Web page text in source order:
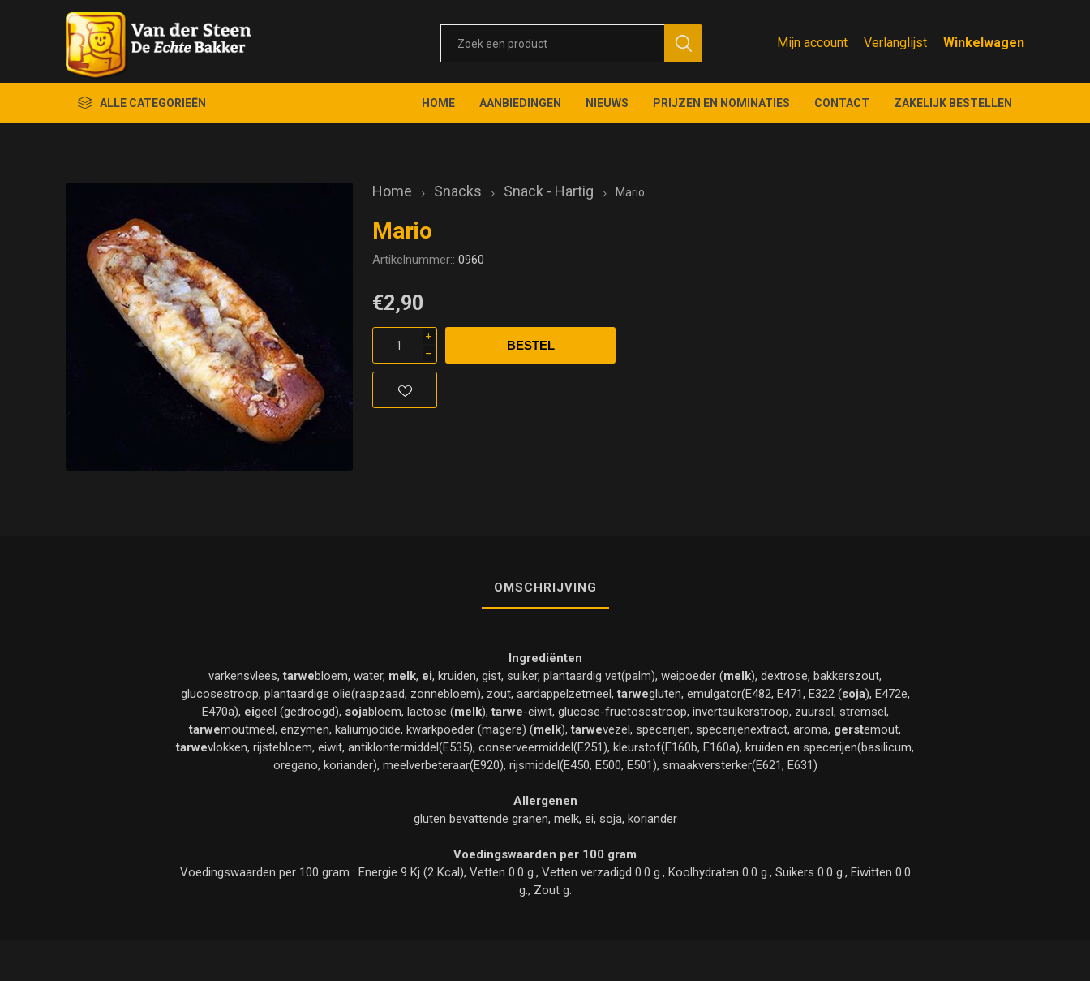
Mijn account Verlanglijst
ALLE CATEGORIEËN HOME AANBIEDINGEN NIEUWS PRIJZEN EN NOMINATIES CONTACT ZAKELIJK BESTELLEN
Home Snacks Snack - Hartig Mario
Mario
Artikelnummer:: 0960
€2,90
i
h
OMSCHRIJVING
Ingrediënten
varkensvlees,tarwebloem, water, melk, ei, kruiden, gist, suiker, plantaardig vet(palm), weipoeder (melk), dextrose, bakkerszout,
glucosestroop, plantaardige olie(raapzaad, zonnebloem), zout, aardappelzetmeel,tarwegluten, emulgator(E482, E471, E322 (soja), E472e,
E470a), eigeel (gedroogd), sojabloem, lactose (melk),tarwe-eiwit, glucose-fructosestroop, invertsuikerstroop, zuursel, stremsel,
tarwemoutmeel, enzymen, kaliumjodide, kwarkpoeder (magere) (melk),tarwevezel, specerijen, specerijenextract, aroma, gerstemout,
tarwevlokken, rijstebloem, eiwit, antiklontermiddel(E535), conserveermiddel(E251), kleurstof(E160b, E160a), kruiden en specerijen(basilicum,
oregano, koriander), meelverbeteraar(E920), rijsmiddel(E450, E500, E501), smaakversterker(E621, E631)
Allergenen
gluten bevattende granen, melk, ei, soja, koriander
Voedingswaarden per 100 gram
Voedingswaarden per 100 gram : Energie 9 Kj (2 Kcal), Vetten 0.0 g., Vetten verzadigd 0.0 g., Koolhydraten 0.0 g., Suikers 0.0 g., Eiwitten 0.0
g., Zout g.